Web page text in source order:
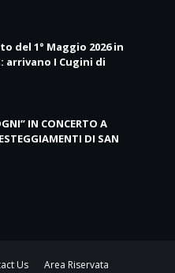
del 1° Maggio 2026 in
arrivano I Cugini di
IN CONCERTO A
DI SAN
Us Area Riservata